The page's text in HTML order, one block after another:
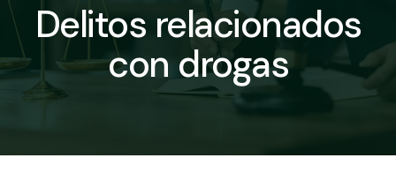
Delitos relacionados
con drogas